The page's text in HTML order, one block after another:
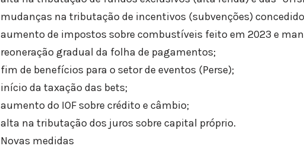
mudanças na tributação de incentivos (subvenções)
aumento de impostos sobre combustíveis feito em 2023 e
reoneração gradual da folha de pagamentos;
fim de benefícios para o setor de eventos (Perse);
início da taxação das bets;
aumento do IOF sobre crédito e câmbio;
alta na tributação dos juros sobre capital próprio.
Novas medidas